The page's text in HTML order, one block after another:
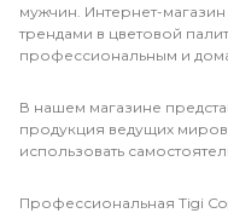
мужчин. Интернет-
трендами в цветовой
профессиональным и
В нашем магазине
продукция ведущих
использовать
Профессиональная Tigi